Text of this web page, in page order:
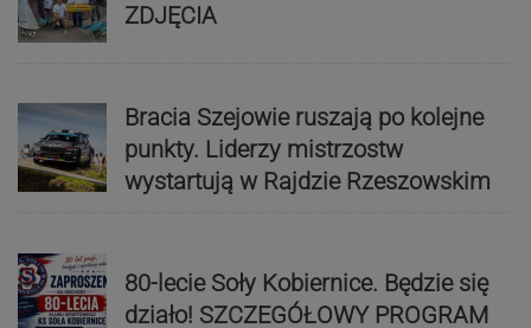
ZDJĘCIA
Bracia Szejowie ruszają po kolejne
punkty. Liderzy mistrzostw
wystartują w Rajdzie Rzeszowskim
80-lecie Soły Kobiernice. Będzie się
działo! SZCZEGÓŁOWY PROGRAM